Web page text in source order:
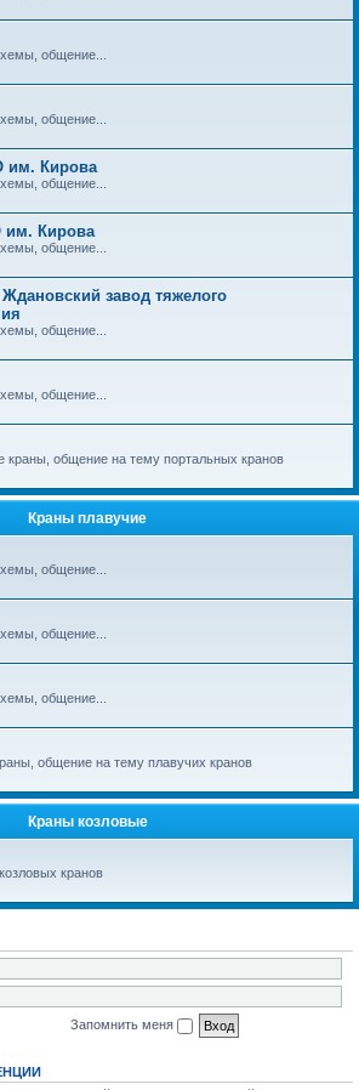
общение...
общение...
им. Кирова
общение...
им. Кирова
общение...
завод тяжелого
общение...
общение...
краны, общение на тему портальных кранов
Краны плавучие
общение...
общение...
общение...
общение на тему плавучих кранов
Краны козловые
кранов
Запомнить меня